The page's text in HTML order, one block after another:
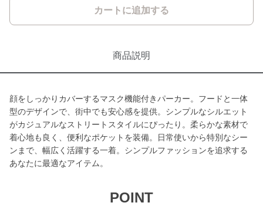
カートに追加する
商品説明
顔をしっかりカバーするマスク機能付きパーカー。フードと一体
型のデザインで、街中でも安心感を提供。シンプルなシルエット
がカジュアルなストリートスタイルにぴったり。柔らかな素材で
着心地も良く、便利なポケットを装備。日常使いから特別なシー
ンまで、幅広く活躍する一着。シンプルファッションを追求する
あなたに最適なアイテム。
POINT